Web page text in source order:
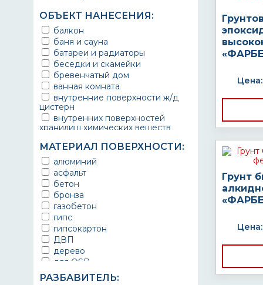
ОБЪЕКТ НАНЕСЕНИЯ:
балкон
баня и сауна
батареи и радиаторы
беседки и скамейки
бревенчатый дом
ванная комната
внутренние поверхности ж/д
цистерн
внутренних поверхностей
хранилищ химических веществ
ворота
выхлопные системы
автомобилей
газопроводы
гараж
гидротехнические сооружения
городской транспорт
грузовые вагоны
двери металлические
детали двигателей
детали машин
для автомобилей
МАТЕРИАЛ ПОВЕРХНОСТИ:
алюминий
асфальт
бетон
бронза
газобетон
гипс
гипсокартон
ДВП
дерево
для OSB
для бетона
РАЗБАВИТЕЛЬ:
Цена:
Грунт
Цена: